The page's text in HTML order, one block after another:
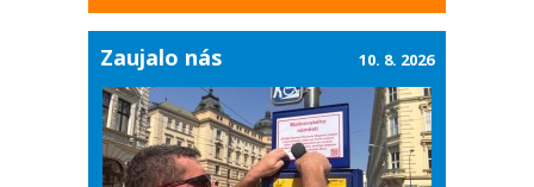
Zaujalo nás 10. 8. 2026